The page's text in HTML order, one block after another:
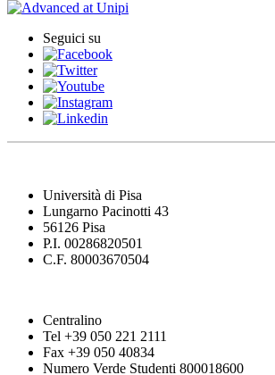
Seguici su
Università di Pisa
Lungarno Pacinotti 43
56126 Pisa
P.I. 00286820501
C.F. 80003670504
Centralino
Tel +39 050 221 2111
Fax +39 050 40834
Numero Verde Studenti 800018600